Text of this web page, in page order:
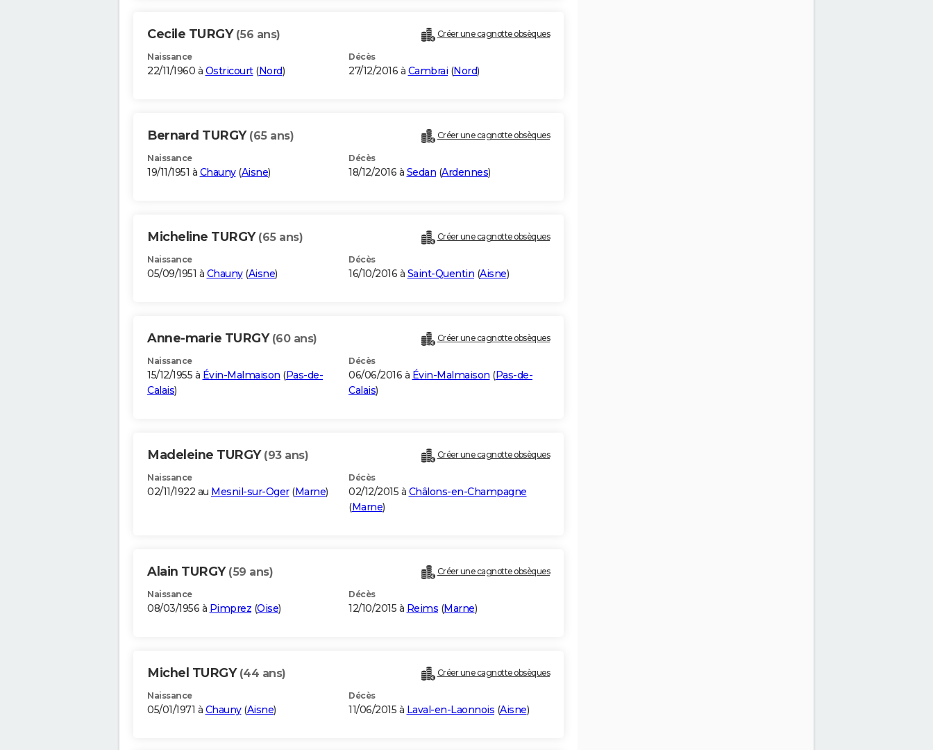
Cecile TURGY (56 ans) Créer une cagnotte obsèques
Naissance
22/11/1960 à Ostricourt(Nord)
Décès
27/12/2016 à Cambrai (Nord)
Bernard TURGY (65 ans) Créer une cagnotte obsèques
Naissance
19/11/1951 à Chauny(Aisne)
Décès
18/12/2016 à Sedan (Ardennes)
Micheline TURGY (65 ans) Créer une cagnotte obsèques
Naissance
05/09/1951 à Chauny(Aisne)
Décès
16/10/2016 à Saint-Quentin (Aisne)
Anne-marie TURGY (60 ans) Créer une cagnotte obsèques
Naissance
15/12/1955 à Évin-Malmaison (Pas-de-
Calais)
Décès
06/06/2016 à Évin-Malmaison (Pas-de-
Calais)
Madeleine TURGY (93 ans) Créer une cagnotte obsèques
Naissance
02/11/1922 au Mesnil-sur-Oger(Marne)
Décès
02/12/2015 à Châlons-en-Champagne
(Marne)
Alain TURGY (59 ans) Créer une cagnotte obsèques
Naissance
08/03/1956 à Pimprez (Oise)
Décès
12/10/2015 à Reims (Marne)
Michel TURGY (44 ans) Créer une cagnotte obsèques
Naissance
05/01/1971 à Chauny(Aisne)
Décès
11/06/2015 à Laval-en-Laonnois (Aisne)